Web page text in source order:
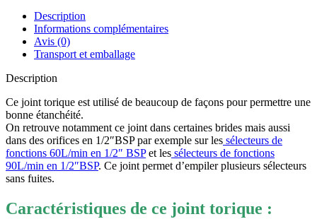
Description
Informations complémentaires
Avis (0)
Transport et emballage
Description
Ce joint torique est utilisé de beaucoup de façons pour permettre une
bonne étanchéité.
On retrouve notamment ce joint dans certaines brides mais aussi
dans des orifices en 1/2″BSP par exemple sur les sélecteurs de
fonctions 60L/min en 1/2″ BSPet les sélecteurs de fonctions
90L/min en 1/2″BSP. Ce joint permet d’empiler plusieurs sélecteurs
sans fuites.
Caractéristiques de ce joint torique :